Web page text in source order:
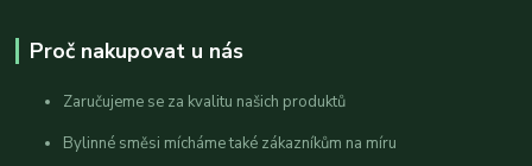
Proč nakupovat u nás
Zaručujeme se za kvalitu našich produktů
Bylinné směsi mícháme také zákazníkům na míru